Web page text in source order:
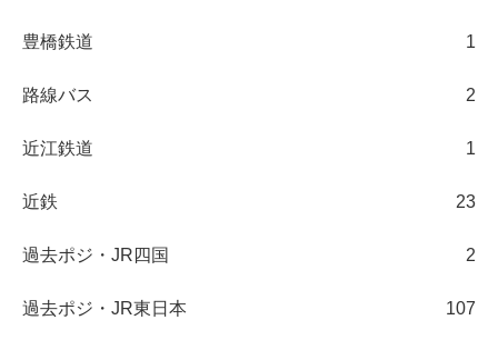
豊橋鉄道 1
路線バス 2
近江鉄道 1
近鉄 23
過去ポジ・JR四国 2
過去ポジ・JR東日本 107